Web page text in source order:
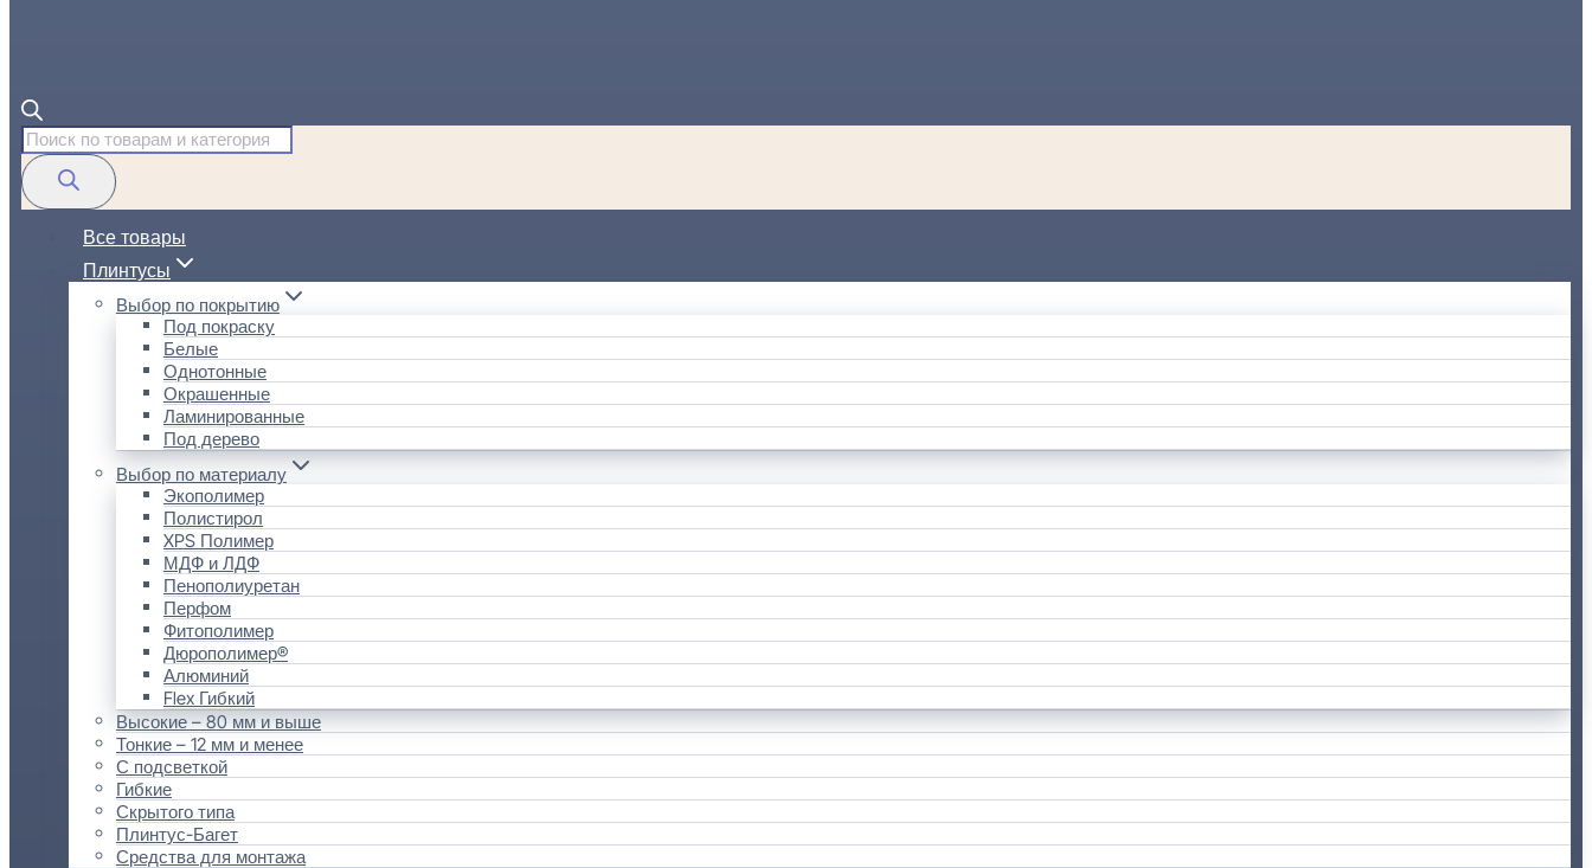
Поиск
товаров
Все товары
Плинтусы
Выбор по покрытию
Под покраску
Белые
Однотонные
Окрашенные
Ламинированные
Под дерево
Выбор по материалу
Экополимер
Полистирол
XPS Полимер
МДФ и ЛДФ
Пенополиуретан
Перфом
Фитополимер
Дюрополимер®
Алюминий
Flex Гибкий
Высокие – 80 мм и выше
Тонкие – 12 мм и менее
С подсветкой
Гибкие
Скрытого типа
Плинтус-Багет
Средства для монтажа